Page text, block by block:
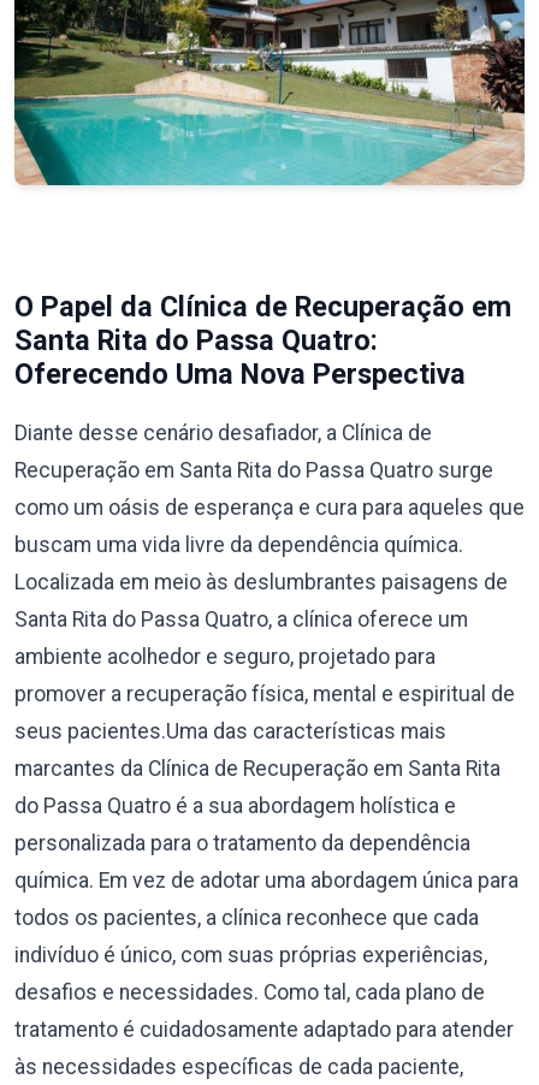
O Papel da Clínica de Recuperação em
Santa Rita do Passa Quatro:
Oferecendo Uma Nova Perspectiva
Diante desse cenário desafiador, a Clínica de
Recuperação em Santa Rita do Passa Quatro surge
como um oásis de esperança e cura para aqueles que
buscam uma vida livre da dependência química.
Localizada em meio às deslumbrantes paisagens de
Santa Rita do Passa Quatro, a clínica oferece um
ambiente acolhedor e seguro, projetado para
promover a recuperação física, mental e espiritual de
seus pacientes.Uma das características mais
marcantes da Clínica de Recuperação em Santa Rita
do Passa Quatro é a sua abordagem holística e
personalizada para o tratamento da dependência
química. Em vez de adotar uma abordagem única para
todos os pacientes, a clínica reconhece que cada
indivíduo é único, com suas próprias experiências,
desafios e necessidades. Como tal, cada plano de
tratamento é cuidadosamente adaptado para atender
às necessidades específicas de cada paciente,